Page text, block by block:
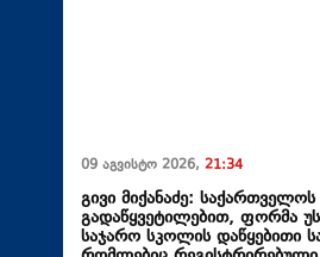
09 აგვისტო 2026, 21:34
გივი მიქანაძე:
გადაწყვეტილებით, ფორმა
საჯარო სკოლის დაწყებითი